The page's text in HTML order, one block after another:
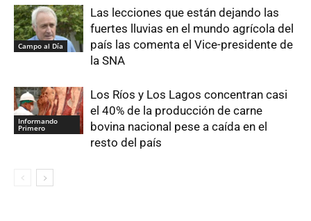
Campo al Día
Las lecciones que están dejando las
fuertes lluvias en el mundo agrícola del
país las comenta el Vice-presidente de
la SNA
Informando
Primero
Los Ríos y Los Lagos concentran casi
el 40% de la producción de carne
bovina nacional pese a caída en el
resto del país